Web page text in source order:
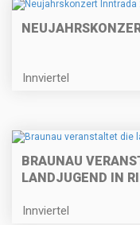
Innviertel
BRAUNAU
LANDJUGEND IN
Innviertel